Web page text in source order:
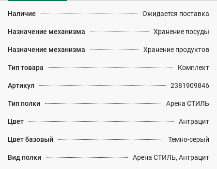
Наличие Ожидается поставка
Назначение механизма Хранение посуды
Назначение механизма Хранение продуктов
Тип товара Комплект
Артикул 2381909846
Тип полки Арена СТИЛЬ
Цвет Антрацит
Цвет базовый Темно-серый
Вид полки Арена СТИЛЬ, Антрацит